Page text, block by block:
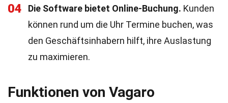
04 Die Software bietet Online-Buchung. Kunden
können rund um die Uhr Termine buchen, was
den Geschäftsinhabern hilft, ihre Auslastung
zu maximieren.
Funktionen von Vagaro